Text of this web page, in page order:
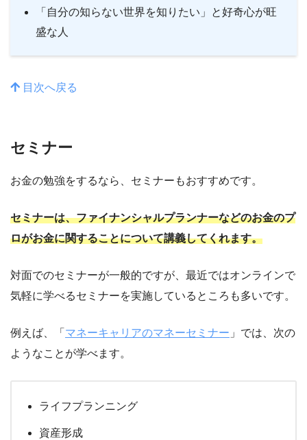
「自分の知らない世界を知りたい」と好奇心が旺
盛な人
目次へ戻る
セミナー
お金の勉強をするなら、セミナーもおすすめです。
セミナーは、ファイナンシャルプランナーなどのお金のプ
ロがお金に関することについて講義してくれます。
対面でのセミナーが一般的ですが、最近ではオンラインで
気軽に学べるセミナーを実施しているところも多いです。
例えば、「 マネーキャリアのマネーセミナー 」では、次の
ようなことが学べます。
ライフプランニング
資産形成